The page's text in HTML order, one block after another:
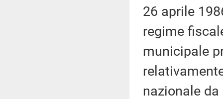
26 aprile
regime
municipale
nazionale